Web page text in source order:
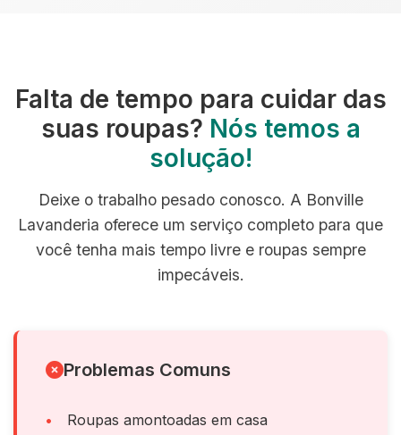
Falta de tempo para cuidar das
suas roupas? Nós temos a
solução!
Deixe o trabalho pesado conosco. A Bonville
Lavanderia oferece um serviço completo para que
você tenha mais tempo livre e roupas sempre
impecáveis.
Problemas Comuns
Roupas amontoadas em casa